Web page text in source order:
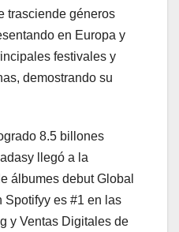
trasciende géneros
en Europa y
festivales y
demostrando su
8.5 billones
llegó a la
álbumes debut Global
Spotifyy es #1 en las
y Ventas Digitales de